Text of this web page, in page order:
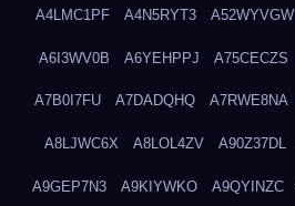
A4LMC1PF A4N5RYT3 A52WYVGW
A6I3WV0B A6YEHPPJ A75CECZS
A7B0I7FU A7DADQHQ A7RWE8NA
A8LJWC6X A8LOL4ZV A90Z37DL
A9GEP7N3 A9KIYWKO A9QYINZC